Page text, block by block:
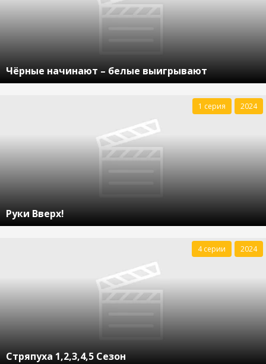
Чёрные начинают – белые выигрывают
Руки Вверх!
1 серия 2024
Стряпуха 1,2,3,4,5 Сезон
4 серии 2024